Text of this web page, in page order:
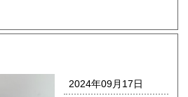
2024年09月17日